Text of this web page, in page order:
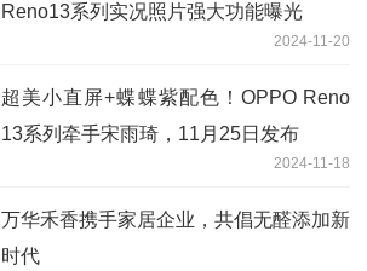
Reno13系列实况照片强大功能曝光
2024-11-20
超美小直屏+蝶蝶紫配色！OPPO Reno
13系列牵手宋雨琦，11月25日发布
2024-11-18
万华禾香携手家居企业，共倡无醛添加新
时代